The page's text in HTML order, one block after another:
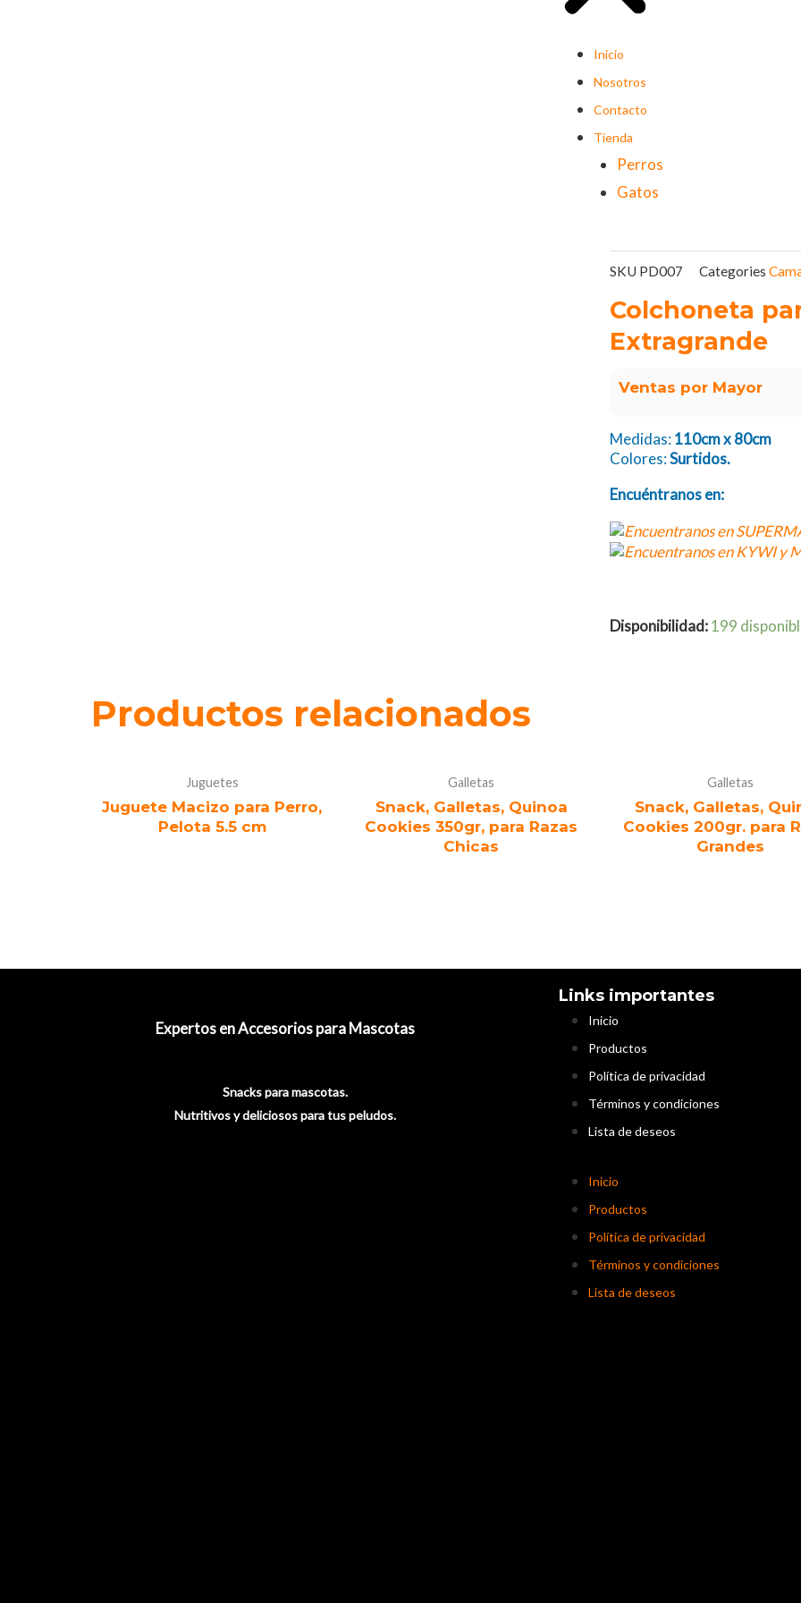
Inicio
Nosotros
Contacto
Tienda
Perros
Gatos
SKU PD007 Categories
Colchoneta
Extragrande
Ventas por Mayor
Medidas:110cm x 80cm
Colores:Surtidos.
Encuéntranos en:
Disponibilidad:199
Productos relacionados
Juguetes
Juguete Macizo para Perro,
Pelota 5.5 cm
Galletas
Snack, Galletas, Quinoa
Cookies 350gr, para Razas
Chicas
Galletas
Snack, Galletas,
Cookies 200gr. para
Grandes
Expertos en Accesorios para Mascotas
Snacks para mascotas.
Nutritivos y deliciosos para tus peludos.
Links importantes
Inicio
Productos
Política de privacidad
Términos y condiciones
Lista de deseos
Inicio
Productos
Política de privacidad
Términos y condiciones
Lista de deseos